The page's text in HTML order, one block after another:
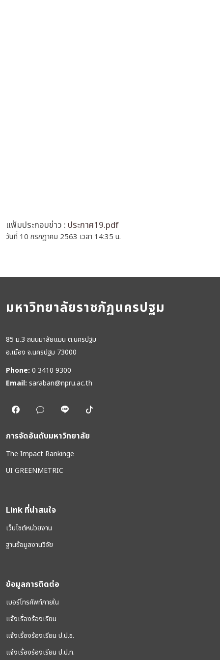
แฟ้มประกอบข่าว : ประกาศ19.pdf
วันที่ 10 กรกฎาคม 2563 เวลา 14:35 น.
มหาวิทยาลัยราชภัฏนครปฐม
85 ม.3 ถนนมาลัยแมน ต.นครปฐม
อ.เมือง จ.นครปฐม 73000
Phone: 0 3410 9300
Email: saraban@npru.ac.th
การจัดอันดับมหาวิทยาลัย
The Impact Rankinge
UI GREENMETRIC
Link ที่น่าสนใจ
เว็บไซต์หน่วยงาน
ฐานข้อมูลงานวิจัย
ข้อมูลการติดต่อ
เบอร์โทรศัพท์ภายใน
แจ้งเรื่องร้องเรียน
แจ้งเรื่องร้องเรียน ป.ป.ช.
แจ้งเรื่องร้องเรียน ป.ป.ท.